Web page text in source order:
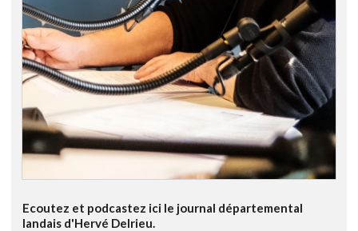
Ecoutez et podcastez ici le journal départemental
landais d'Hervé Delrieu.